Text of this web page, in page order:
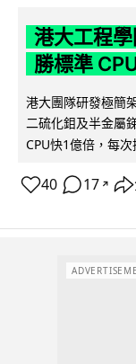
港大工程
勝標準
港大團隊研發極簡
二硫化鉬及半金屬
CPU快1億倍，每
40 17 ↗